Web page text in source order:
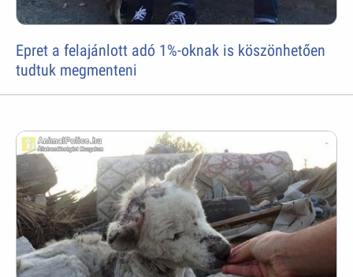
Epret a felajánlott adó 1%-oknak is köszönhetően
tudtuk megmenteni